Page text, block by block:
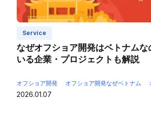
Service
なぜオフショア開発はベトナムな
いる企業・プロジェクトも解説
オフショア開発 オフショア開発なぜベトナム
2026.01.07